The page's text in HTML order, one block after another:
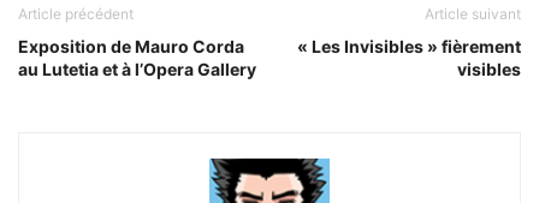
Article précédent
Exposition de Mauro Corda
au Lutetia et à l’Opera Gallery
Article suivant
« Les Invisibles » fièrement
visibles